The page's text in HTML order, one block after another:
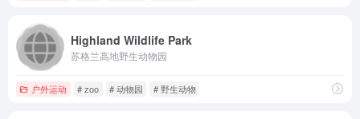
Highland Wildlife Park
苏格兰高地野生动物园
户外运动 # zoo # 动物园 # 野生动物